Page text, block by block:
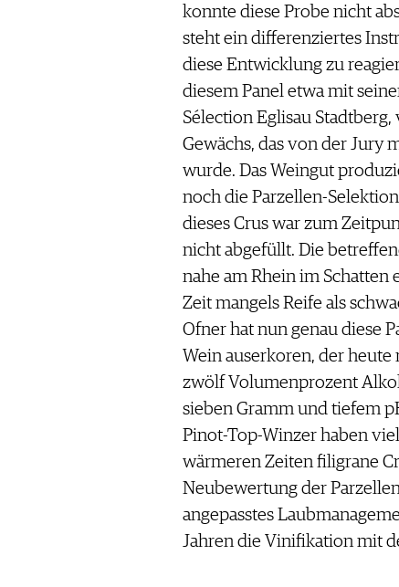
konnte diese Probe nicht
steht ein differenziertes
diese Entwicklung zu
diesem Panel etwa mit
Sélection Eglisau
Gewächs, das von der Jury
wurde. Das Weingut
noch die Parzellen-
dieses Crus war zum
nicht abgefüllt. Die
nahe am Rhein im Schatten
Zeit mangels Reife als
Ofner hat nun genau diese
Wein auserkoren, der heute
zwölf Volumenprozent
sieben Gramm und tiefem
Pinot-Top-Winzer haben
wärmeren Zeiten filigrane
Neubewertung der
angepasstes
Jahren die Vinifikation mit